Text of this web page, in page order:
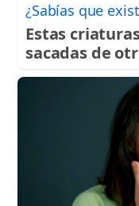
¿Sabías que
Estas
sacadas de